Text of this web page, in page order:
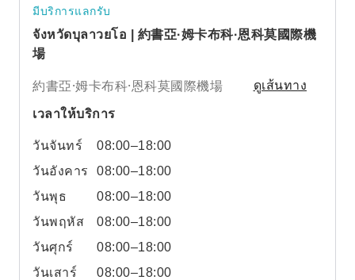
มีบริการแลกรับ
จังหวัดบุลาวยโอ | 約書亞·姆卡布科·恩科莫國際機
場
約書亞·姆卡布科·恩科莫國際機場 ดูเส้นทาง
เวลาให้บริการ
วันจันทร์
08:00–18:00
วันอังคาร
08:00–18:00
วันพุธ
08:00–18:00
วันพฤหัส
08:00–18:00
วันศุกร์
08:00–18:00
วันเสาร์
08:00–18:00